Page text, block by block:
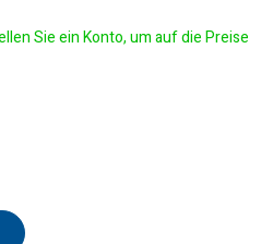
Sie ein Konto, um auf die Preise